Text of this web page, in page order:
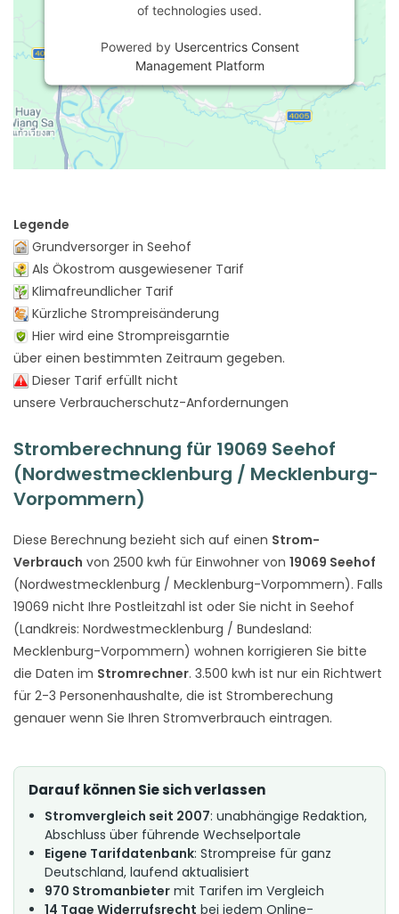
of technologies used.
Powered by Usercentrics Consent
Management Platform
Legende
Grundversorger in Seehof
Als Ökostrom ausgewiesener Tarif
Klimafreundlicher Tarif
Kürzliche Strompreisänderung
Hier wird eine Strompreisgarntie
über einen bestimmten Zeitraum gegeben.
Dieser Tarif erfüllt nicht
unsere Verbraucherschutz-Anfordernungen
Stromberechnung für 19069 Seehof
(Nordwestmecklenburg / Mecklenburg-
Vorpommern)
Diese Berechnung bezieht sich auf einen Strom-
Verbrauch von 2500 kwh für Einwohner von 19069 Seehof
(Nordwestmecklenburg / Mecklenburg-Vorpommern). Falls
19069 nicht Ihre Postleitzahl ist oder Sie nicht in Seehof
(Landkreis: Nordwestmecklenburg / Bundesland:
Mecklenburg-Vorpommern) wohnen korrigieren Sie bitte
die Daten im Stromrechner. 3.500 kwh ist nur ein Richtwert
für 2-3 Personenhaushalte, die ist Stromberechung
genauer wenn Sie Ihren Stromverbrauch eintragen.
Darauf können Sie sich verlassen
Stromvergleich seit 2007: unabhängige Redaktion,
Abschluss über führende Wechselportale
Eigene Tarifdatenbank: Strompreise für ganz
Deutschland, laufend aktualisiert
970 Stromanbieter mit Tarifen im Vergleich
14 Tage Widerrufsrecht bei jedem Online-